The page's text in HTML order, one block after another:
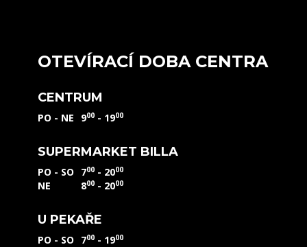
OTEVÍRACÍ DOBA CENTRA
CENTRUM
PO - NE 900 - 1900
SUPERMARKET BILLA
PO - SO 700 - 2000
NE 800 - 2000
U PEKAŘE
PO - SO 700 - 1900